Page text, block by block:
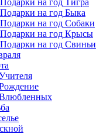
Подарки на год Тигра
Подарки на год Быка
Подарки на год Собаки
Подарки на год Крысы
Подарки на год Свиньи